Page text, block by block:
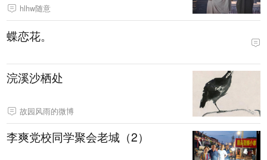
hlhw随意
蝶恋花。
浣溪沙栖处
故园风雨的微博
李爽党校同学聚会老城（2）